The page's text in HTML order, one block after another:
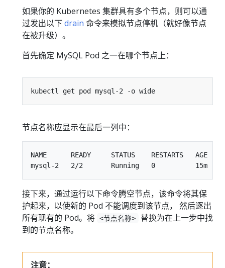
如果你的 Kubernetes 集群具有多个节点，则可以通
过发出以下drain 命令来模拟节点停机（就好像节点
在被升级）。
首先确定 MySQL Pod 之一在哪个节点上：
节点名称应显示在最后一列中：
NAME      READY     STATUS    RESTARTS
接下来，通过运行以下命令腾空节点，该命令将其保
护起来，以使新的 Pod 不能调度到该节点， 然后逐出
所有现有的 Pod。将 <节点名称>
替换为在上一步中找
到的节点名称。
注意：